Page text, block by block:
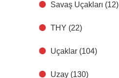
Savaş Uçakları (12)
THY (22)
Uçaklar (104)
Uzay (130)